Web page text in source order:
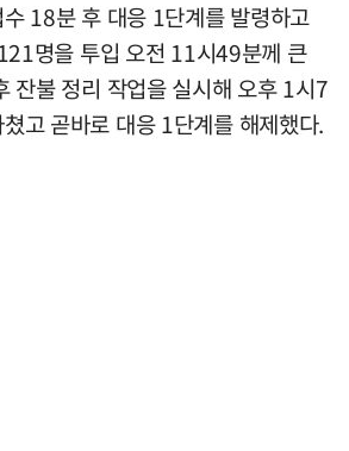
18분 후 대응 1단계를 발령하고
명을 투입 오전 11시49분께 큰
잔불 정리 작업을 실시해 오후 1시7
고 곧바로 대응 1단계를 해제했다.